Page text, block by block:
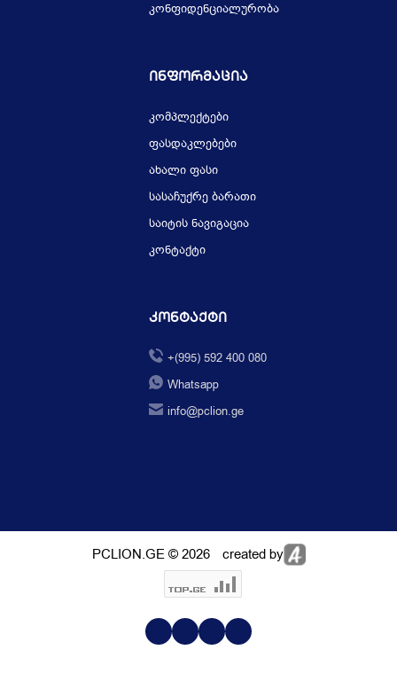
კონფიდენციალურობა
Ინფორმაცია
კომპლექტები
ფასდაკლებები
ახალი ფასი
სასაჩუქრე ბარათი
საიტის ნავიგაცია
კონტაქტი
Კონტაქტი
+(995) 592 400 080
Whatsapp
info@pclion.ge
PCLION.GE © 2026 created by